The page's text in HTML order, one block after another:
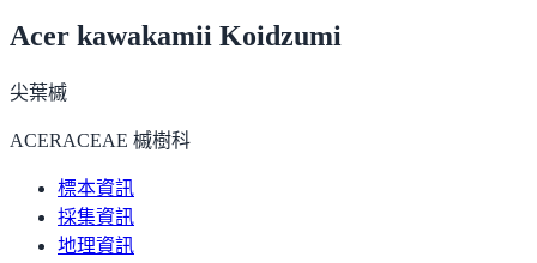
Acer kawakamii Koidzumi
尖葉槭
ACERACEAE 槭樹科
標本資訊
採集資訊
地理資訊